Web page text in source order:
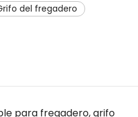
del fregadero
para fregadero, grifo